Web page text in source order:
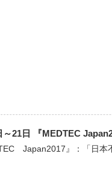
～21日 『MEDTEC
Japan2017』：「日本